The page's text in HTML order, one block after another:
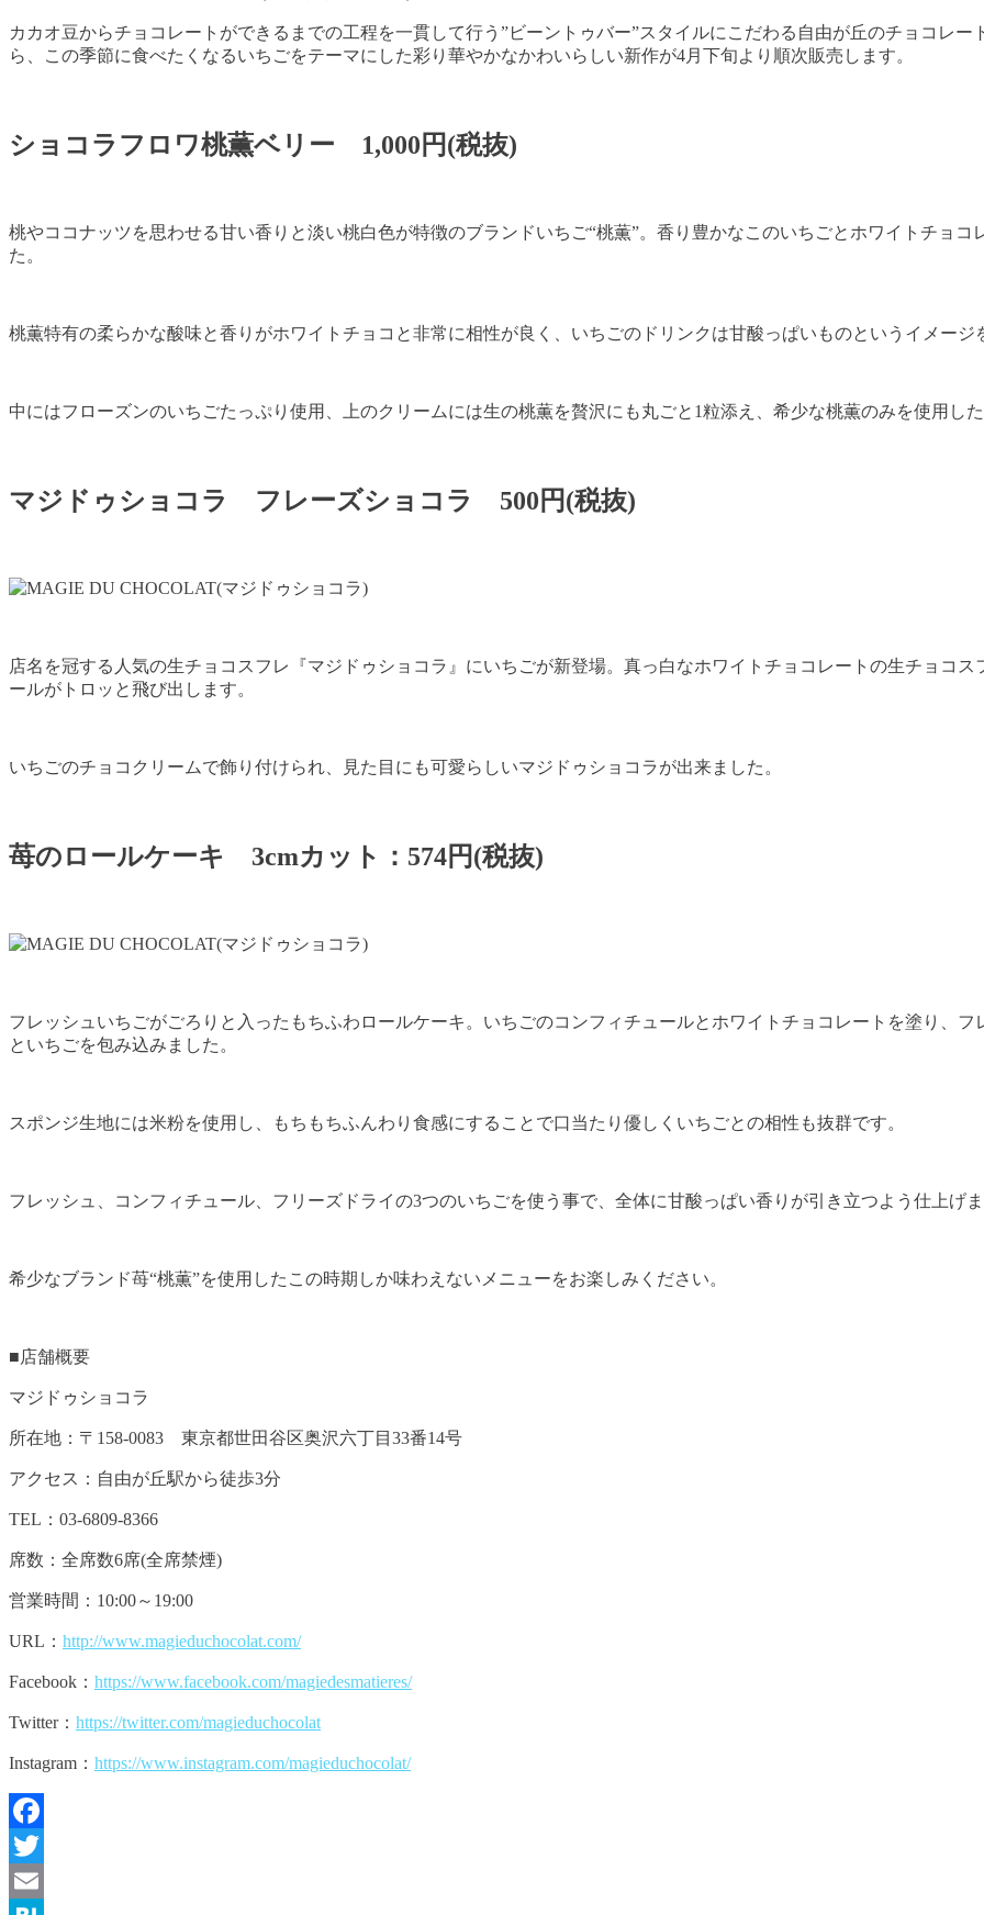
カカオ豆からチョコレートができるまでの工程を一貫して行う”ビーントゥバー”スタイルにこだわる自由が丘のチョコレ
ら、この季節に食べたくなるいちごをテーマにした彩り華やかなかわいらしい新作が4月下旬より順次販売します。
ショコラフロワ桃薫ベリー 1,000円(税抜)
桃やココナッツを思わせる甘い香りと淡い桃白色が特徴のブランドいちご“桃薫”。香り豊かなこのいちごとホワイトチョ
た。
桃薫特有の柔らかな酸味と香りがホワイトチョコと非常に相性が良く、いちごのドリンクは甘酸っぱいものというイメージ
中にはフローズンのいちごたっぷり使用、上のクリームには生の桃薫を贅沢にも丸ごと1粒添え、希少な桃薫のみを使用し
マジドゥショコラ フレーズショコラ 500円(税抜)
店名を冠する人気の生チョコスフレ『マジドゥショコラ』にいちごが新登場。真っ白なホワイトチョコレートの生チョコ
ールがトロッと飛び出します。
いちごのチョコクリームで飾り付けられ、見た目にも可愛らしいマジドゥショコラが出来ました。
苺のロールケーキ 3cmカット：574円(税抜)
フレッシュいちごがごろりと入ったもちふわロールケーキ。いちごのコンフィチュールとホワイトチョコレートを塗り、
といちごを包み込みました。
スポンジ生地には米粉を使用し、もちもちふんわり食感にすることで口当たり優しくいちごとの相性も抜群です。
フレッシュ、コンフィチュール、フリーズドライの3つのいちごを使う事で、全体に甘酸っぱい香りが引き立つよう仕上げま
希少なブランド苺“桃薫”を使用したこの時期しか味わえないメニューをお楽しみください。
■店舗概要
マジドゥショコラ
所在地：〒158-0083 東京都世田谷区奥沢六丁目33番14号
アクセス：自由が丘駅から徒歩3分
TEL：03-6809-8366
席数：全席数6席(全席禁煙)
営業時間：10:00～19:00
URL： http://www.magieduchocolat.com/
Facebook： https://www.facebook.com/magiedesmatieres/
Twitter： https://twitter.com/magieduchocolat
Instagram： https://www.instagram.com/magieduchocolat/
Facebook
Twitter